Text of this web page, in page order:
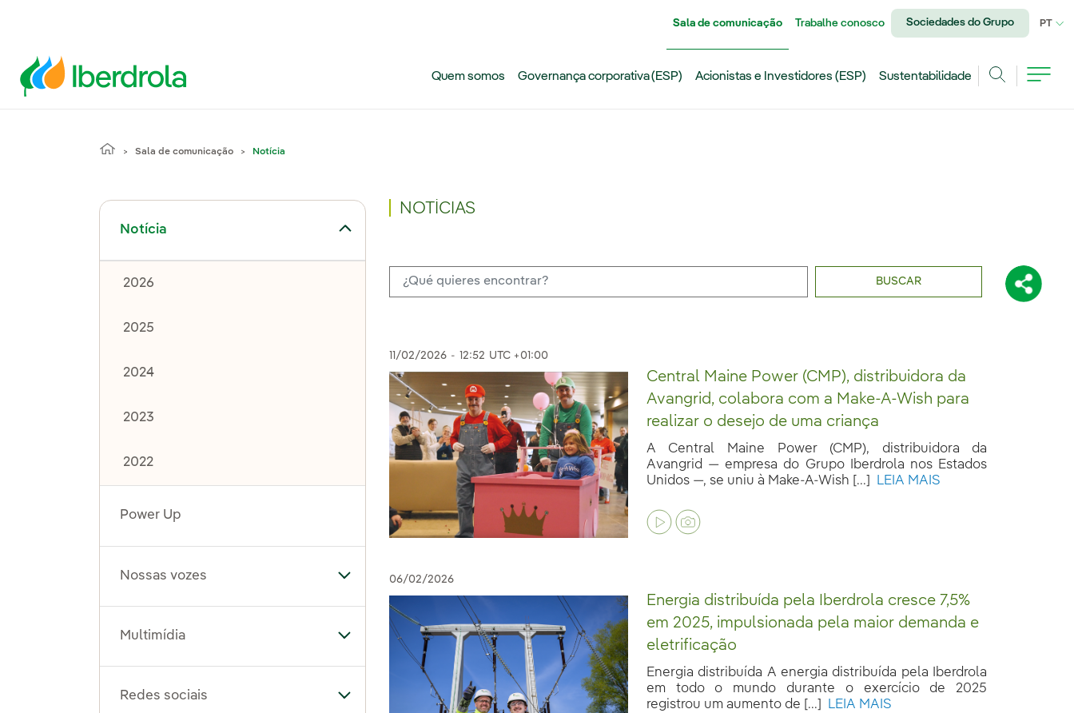
Sala de comunicação Trabalhe conosco Sociedades do Grupo PT
Quem somos Governança corporativa (ESP) Acionistas e Investidores (ESP)
Sustentabilidade
Sala de comunicação Notícia
Notícia
Alternar submenu de Notícia
2026
2025
2024
2023
2022
Power Up
Nossas vozes Alternar submenu de Nossas vozes
Multimídia Alternar submenu de Multimídia
Redes sociais Alternar submenu de Redes sociais
NOTÍCIAS
BUSCAR
11/02/2026 - 12:52 UTC +01:00
Central Maine Power (CMP), distribuidora da
Avangrid, colabora com a Make-A-Wish para
realizar o desejo de uma criança
A Central Maine Power (CMP), distribuidora da
Avangrid — empresa do Grupo Iberdrola nos Estados
Unidos —, se uniu à Make-A-Wish [...]
LEIA MAIS
06/02/2026
Energia distribuída pela Iberdrola cresce 7,5%
em 2025, impulsionada pela maior demanda e
eletrificação
Energia distribuída A energia distribuída pela Iberdrola
em todo o mundo durante o exercício de 2025
registrou um aumento de [...]
LEIA MAIS